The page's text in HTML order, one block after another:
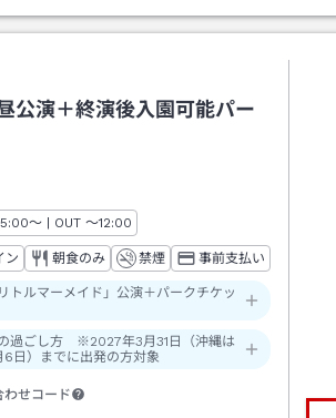
公演＋終演後入園可能パー
ェックイン
～ | OUT チェックアウト
～12:00
ン 朝食のみ 禁煙 事前支払い
リトルマーメイド」公演＋パークチケッ
過ごし方 ※2027年3月31日（沖縄は
6日）までに出発の方対象
わせコード